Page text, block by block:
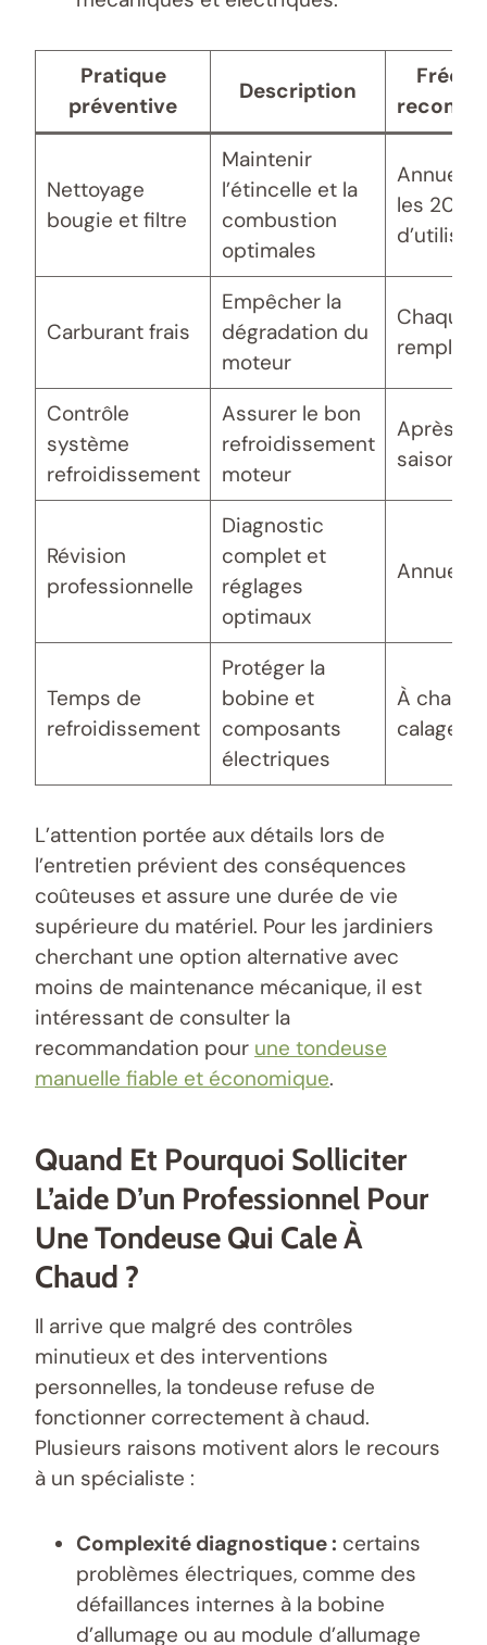
Pratique
préventive
Description
Nettoyage
bougie et filtre
Maintenir
l’étincelle et la
combustion
optimales
Annuel
les 20h
Carburant frais
Empêcher la
dégradation du
moteur
Chaque
Contrôle
système
refroidissement
Assurer le bon
refroidissement
moteur
Après
saison
Révision
professionnelle
Diagnostic
complet et
réglages
optimaux
Annuel
Temps de
refroidissement
Protéger la
bobine et
composants
électriques
À chaque
calage à
L’attention portée aux détails lors de
l’entretien prévient des conséquences
coûteuses et assure une durée de vie
supérieure du matériel. Pour les jardiniers
cherchant une option alternative avec
moins de maintenance mécanique, il est
intéressant de consulter la
recommandation pour une tondeuse
manuelle fiable et économique.
Quand Et Pourquoi Solliciter
L’aide D’un Professionnel Pour
Une Tondeuse Qui Cale À
Chaud ?
Il arrive que malgré des contrôles
minutieux et des interventions
personnelles, la tondeuse refuse de
fonctionner correctement à chaud.
Plusieurs raisons motivent alors le recours
à un spécialiste :
Complexité diagnostique : certains
problèmes électriques, comme des
défaillances internes à la bobine
d’allumage ou au module d’allumage